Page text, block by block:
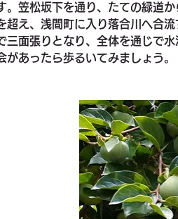
。笠松坂下を通り、たての緑道
超え、浅間町に入り落合川へ合
三面張りとなり、全体を通じで
があったら歩るいてみましょう。